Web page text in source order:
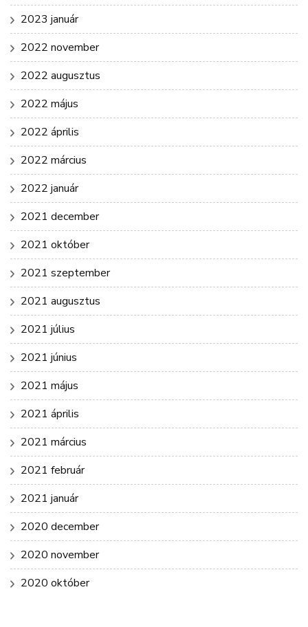
2023 január
2022 november
2022 augusztus
2022 május
2022 április
2022 március
2022 január
2021 december
2021 október
2021 szeptember
2021 augusztus
2021 július
2021 június
2021 május
2021 április
2021 március
2021 február
2021 január
2020 december
2020 november
2020 október